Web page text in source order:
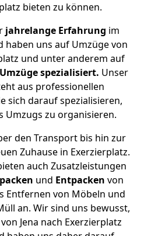
bieten zu können.
jahrelange Erfahrung im
haben uns auf Umzüge von
und unter anderem auf
spezialisiert. Unser
aus professionellen
sich darauf spezialisieren,
Umzugs zu organisieren.
den Transport bis hin zur
Zuhause in Exerzierplatz.
auch Zusatzleistungen
und Entpacken von
Entfernen von Möbeln und
an. Wir sind uns bewusst,
Jena nach Exerzierplatz